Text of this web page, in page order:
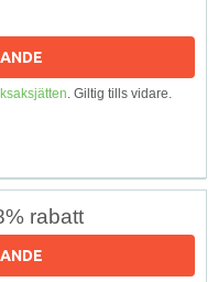
. Giltig tills vidare.
rabatt